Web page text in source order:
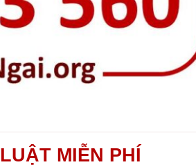
MIỄN PHÍ